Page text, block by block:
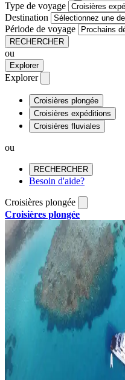
Type de voyage
Destination
Période de voyage
RECHERCHER
ou
Explorer
Explorer
Croisières plongée
Croisières expéditions
Croisières fluviales
ou
RECHERCHER
Besoin d'aide?
Croisières plongée
Croisières plongée